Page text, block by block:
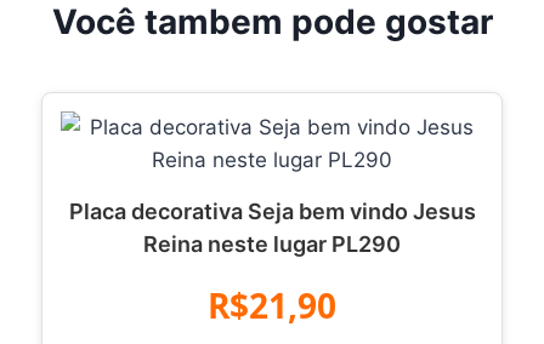
Você tambem pode gostar
Placa decorativa Seja bem vindo Jesus
Reina neste lugar PL290
R$21,90